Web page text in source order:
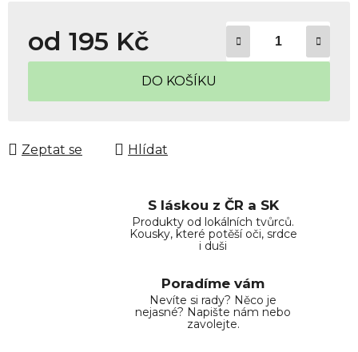
od 195 Kč
Měrná cena:
DO KOŠÍKU
Zeptat se Hlídat
S láskou z ČR a SK
Produkty od lokálních tvůrců.
Kousky, které potěší oči, srdce
i duši
Poradíme vám
Nevíte si rady? Něco je
nejasné? Napište nám nebo
zavolejte.